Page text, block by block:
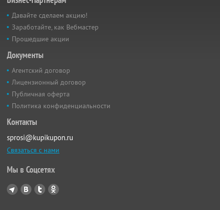
Давайте сделаем акцию!
Заработайте, как Вебмастер
Прошедшие акции
Документы
Агентский договор
Лицензионный договор
Публичная оферта
Политика конфиденциальности
Контакты
sprosi@kupikupon.ru
Связаться с нами
Мы в Соцсетях